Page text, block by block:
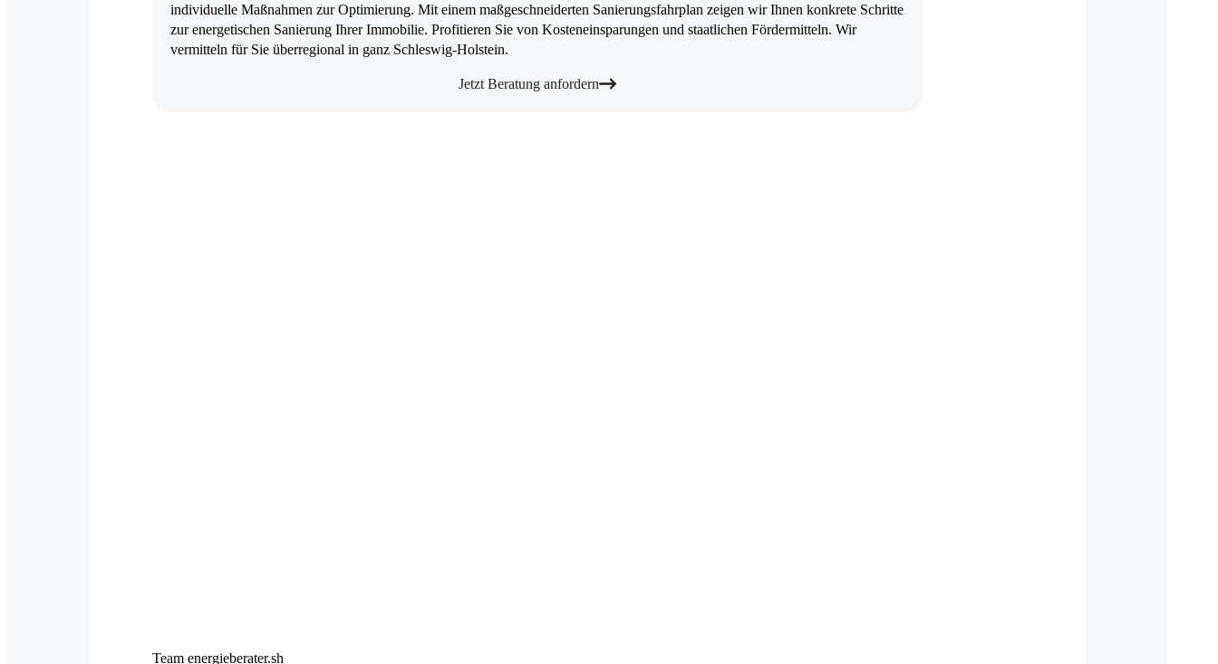
individuelle Maßnahmen zur Optimierung. Mit einem maßgeschneiderten Sanierungsfahrplan zeigen wir Ihnen konkrete Schritte
zur energetischen Sanierung Ihrer Immobilie. Profitieren Sie von Kosteneinsparungen und staatlichen Fördermitteln. Wir
vermitteln für Sie überregional in ganz Schleswig-Holstein.
Jetzt Beratung anfordern
Team energieberater.sh